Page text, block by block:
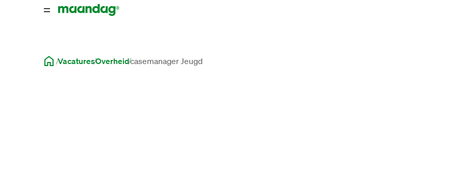
VacaturesOverheidcasemanager Jeugd